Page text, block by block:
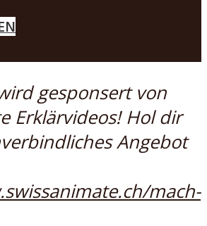
gesponsert von
Erklärvideos! Hol dir
Angebot
mach-